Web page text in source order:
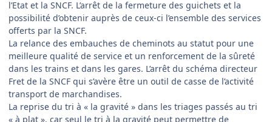
l’Etat et la SNCF. L’arrêt de la fermeture des guichets et la
possibilité d’obtenir auprès de ceux-ci l’ensemble des services
offerts par la SNCF.
La relance des embauches de cheminots au statut pour une
meilleure qualité de service et un renforcement de la sûreté
dans les trains et dans les gares. L’arrêt du schéma directeur
Fret de la SNCF qui s’avère être un outil de casse de l’activité
transport de marchandises.
La reprise du tri à « la gravité » dans les triages passés au tri
« à plat », car seul le tri à la gravité peut permettre de